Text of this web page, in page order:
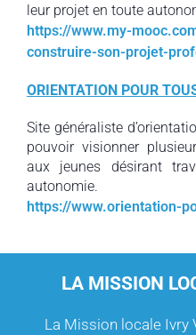
leur projet en toute
https://www.my-
construire-son-projet-
ORIENTATION POUR
Site généraliste
pouvoir visionner
aux jeunes désirant
autonomie.
https://www.orientation-
LA MISSION
La Mission locale Ivry